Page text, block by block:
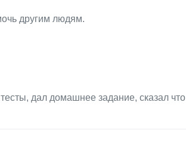
другим людям.
дал домашнее задание, сказал что